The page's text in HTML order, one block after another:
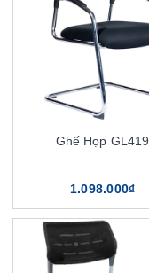
Ghế Họp GL419
1.098.000₫